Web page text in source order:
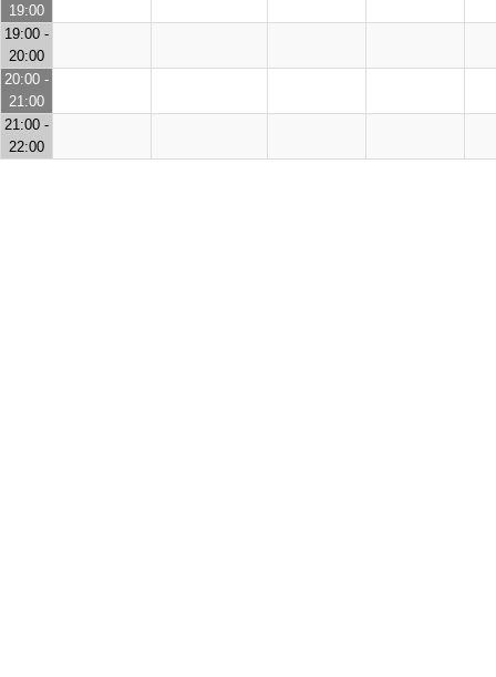
19:00
19:00 -
20:00
20:00 -
21:00
21:00 -
22:00